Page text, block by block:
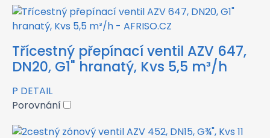
Třícestný přepínací ventil AZV 647,
DN20, G1" hranatý, Kvs 5,5 m³/h
P DETAIL
Porovnání